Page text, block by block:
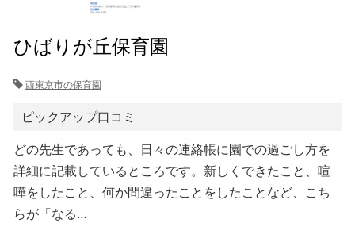
ひばりが丘保育園
西東京市の保育園
ピックアップ口コミ
どの先生であっても、日々の連絡帳に園での過ごし方を
詳細に記載しているところです。新しくできたこと、喧
嘩をしたこと、何か間違ったことをしたことなど、こち
らが「なる…